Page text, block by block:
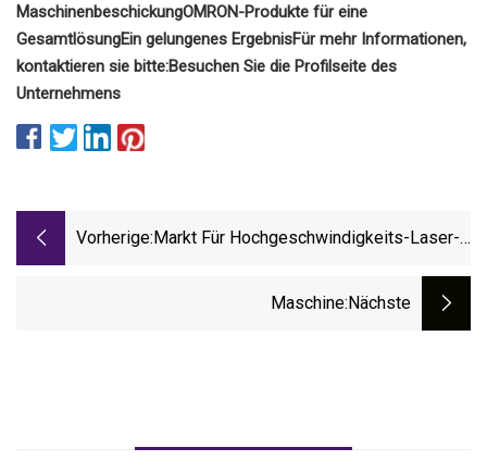
MaschinenbeschickungOMRON-Produkte für eine
GesamtlösungEin gelungenes ErgebnisFür mehr Informationen,
kontaktieren sie bitte:Besuchen Sie die Profilseite des
Unternehmens
Vorherige: Markt Für Hochgeschwindigkeits-Laser-
Maschine:nächste